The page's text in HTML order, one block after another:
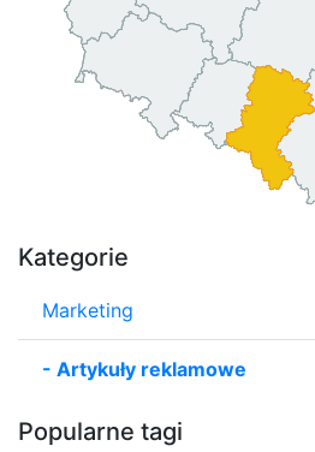
Kategorie
Marketing
- Artykuły reklamowe
Popularne tagi